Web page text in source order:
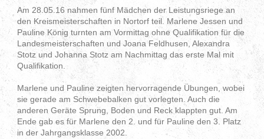
Am 28.05.16 nahmen fünf Mädchen der Leistungsriege an
den Kreismeisterschaften in Nortorf teil. Marlene Jessen und
Pauline König turnten am Vormittag ohne Qualifikation für die
Landesmeisterschaften und Joana Feldhusen, Alexandra
Stotz und Johanna Stotz am Nachmittag das erste Mal mit
Qualifikation.
Marlene und Pauline zeigten hervorragende Übungen, wobei
sie gerade am Schwebebalken gut vorlegten. Auch die
anderen Geräte Sprung, Boden und Reck klappten gut. Am
Ende gab es für Marlene den 2. und für Pauline den 3. Platz
in der Jahrgangsklasse 2002.